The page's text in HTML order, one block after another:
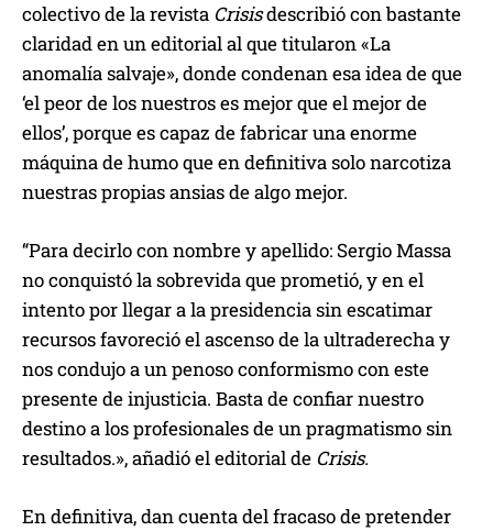
colectivo de la revista Crisisdescribió con bastante
claridad en un editorial al que titularon «La
anomalía salvaje», donde condenan esa idea de que
‘el peor de los nuestros es mejor que el mejor de
ellos’, porque es capaz de fabricar una enorme
máquina de humo que en definitiva solo narcotiza
nuestras propias ansias de algo mejor.
“Para decirlo con nombre y apellido: Sergio Massa
no conquistó la sobrevida que prometió, y en el
intento por llegar a la presidencia sin escatimar
recursos favoreció el ascenso de la ultraderecha y
nos condujo a un penoso conformismo con este
presente de injusticia. Basta de confiar nuestro
destino a los profesionales de un pragmatismo sin
resultados.», añadió el editorial de Crisis.
En definitiva, dan cuenta del fracaso de pretender